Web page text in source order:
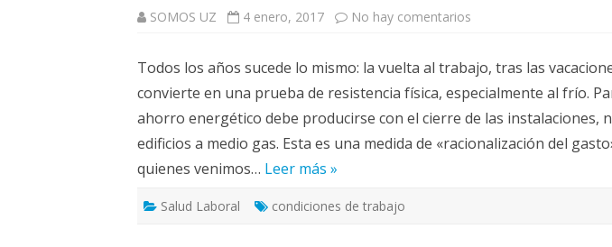
PUBLICACIONES
IMÁGENES FEMINISTAS
MUJERES DE LA INTERSINDICAL
ESTATUTOS
SOMOS UZ 4 enero, 2017 No hay comentarios
trabajo.
Todos los años sucede lo mismo: la vuelta al trabajo, tras las
convierte en una prueba de resistencia física, especialmente al frío.
ahorro energético debe producirse con el cierre de las instalaciones,
edificios a medio gas. Esta es una medida de «racionalización del
quienes venimos… Leer más »
Salud Laboral condiciones de trabajo